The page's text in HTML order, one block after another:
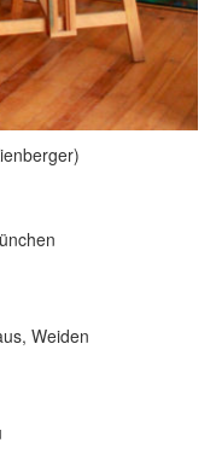
Weiden